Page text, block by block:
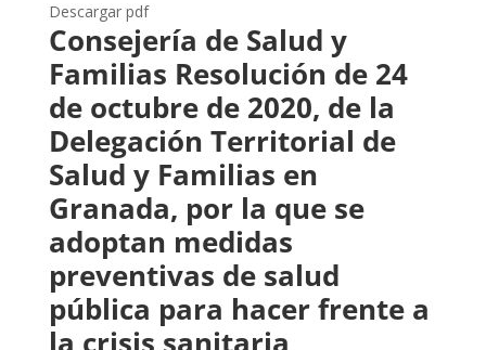
Descargar pdf
Consejería de Salud y
Familias Resolución de 24
de octubre de 2020, de la
Delegación Territorial de
Salud y Familias en
Granada, por la que se
adoptan medidas
preventivas de salud
pública para hacer frente a